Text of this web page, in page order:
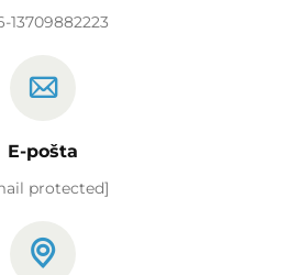
13709882223
E-pošta
protected]